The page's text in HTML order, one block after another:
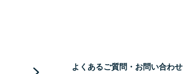
よくあるご質問・お問い合わせ